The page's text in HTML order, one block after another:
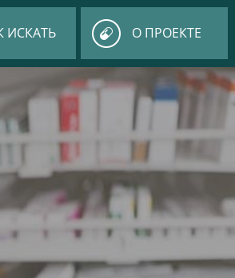
ИСКАТЬ О ПРОЕКТЕ